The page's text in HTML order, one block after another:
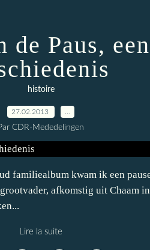
de Paus,
histoire
27.02.2013
CDR-Mededelingen
familiealbum kwam ik een
afkomstig uit Chaam
Lire la suite